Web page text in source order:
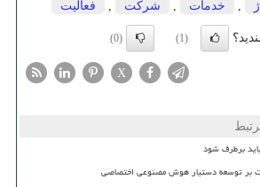
خدمات شركت فعالیت
(1)
(0)
X
برطرف شود
بر توسعه دستیار هوش مصنوعی اختصاصی